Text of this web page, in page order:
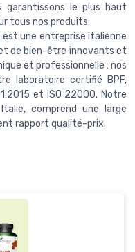
garantissons le plus haut
tous nos produits.
est une entreprise italienne
de bien-être innovants et
et professionnelle : nos
laboratoire certifié BPF,
et ISO 22000. Notre
comprend une large
rapport qualité-prix.